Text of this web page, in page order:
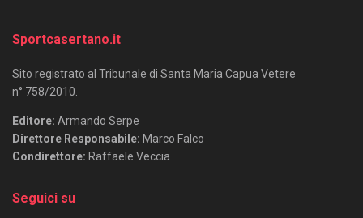
Sportcasertano.it
Sito registrato al Tribunale di Santa Maria Capua Vetere
n° 758/2010.
Editore: Armando Serpe
Direttore Responsabile: Marco Falco
Condirettore: Raffaele Veccia
Seguici su